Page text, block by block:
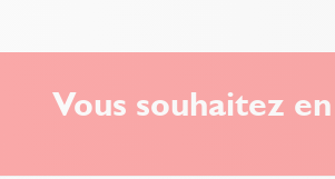
Vous souhaitez en